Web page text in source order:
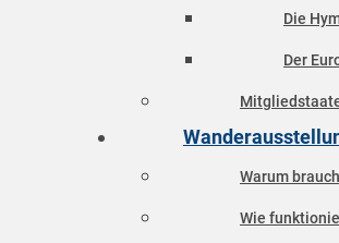
Die
Der
Warum
Wie